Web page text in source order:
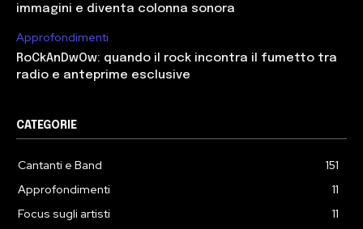
immagini e diventa colonna sonora
Approfondimenti
RoCkAnDwOw: quando il rock incontra il fumetto tra
radio e anteprime esclusive
CATEGORIE
Cantanti e Band
151
Approfondimenti
11
Focus sugli artisti
11